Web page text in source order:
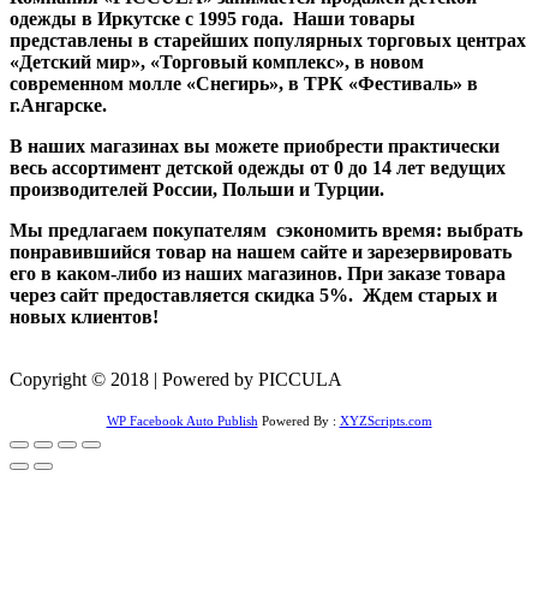
одежды в Иркутске с 1995 года. Наши товары
представлены в старейших популярных торговых центрах
«Детский мир», «Торговый комплекс», в новом
современном молле «Снегирь», в ТРК «Фестиваль» в
г.Ангарске.
В наших магазинах вы можете приобрести практически
весь ассортимент детской одежды от 0 до 14 лет ведущих
производителей России, Польши и Турции.
Мы предлагаем покупателям сэкономить время: выбрать
понравившийся товар на нашем сайте и зарезервировать
его в каком-либо из наших магазинов. При заказе товара
через сайт предоставляется скидка 5%. Ждем старых и
новых клиентов!
Copyright © 2018 | Powered by PICCULA
WP Facebook Auto Publish Powered By : XYZScripts.com